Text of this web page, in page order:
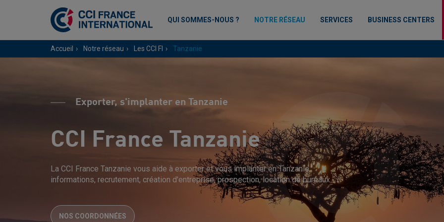
QUI SOMMES-NOUS ? NOTRE RÉSEAU SERVICES BUSINESS CENTERS
Accueil Notre réseau Les CCI FI Tanzanie
Exporter, s'implanter en Tanzanie
CCI France Tanzanie
La CCI France Tanzanie vous aide à exporter et vous implanter en Tanzanie :
informations, recrutement, création d'entreprise, prospection, location de bureaux...
NOS COORDONNÉES